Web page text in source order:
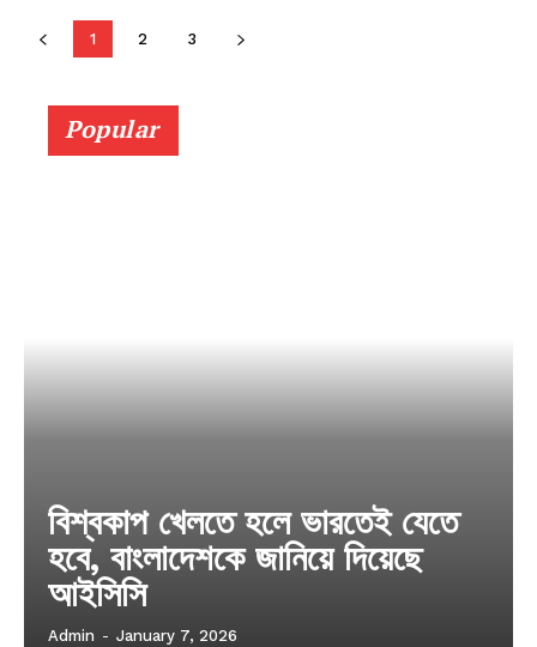
1 2 3
Popular
বিশ্বকাপ খেলতে হলে ভারতেই যেতে
হবে, বাংলাদেশকে জানিয়ে দিয়েছে
আইসিসি
Admin - January 7, 2026